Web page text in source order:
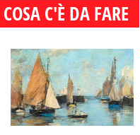
COSA C'È DA FARE